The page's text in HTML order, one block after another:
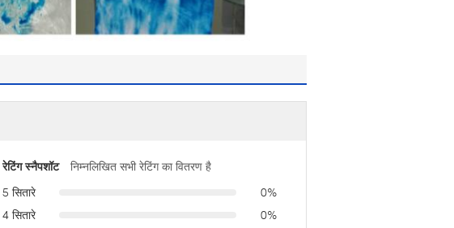
रेटिंग स्नैपशॉट
निम्नलिखित सभी रेटिंग का वितरण है
5 सितारे
0%
4 सितारे
0%